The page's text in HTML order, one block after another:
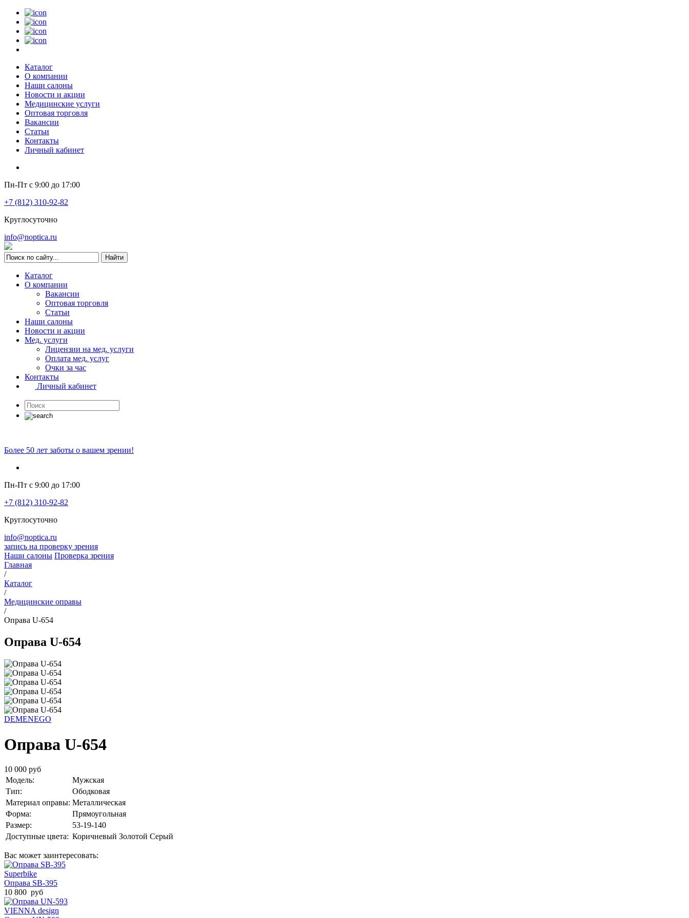
Каталог
О компании
Наши салоны
Новости и акции
Медицинские услуги
Оптовая торговля
Вакансии
Статьи
Контакты
Личный кабинет
Пн-Пт с 9:00 до 17:00
+7 (812) 310-92-82
Круглосуточно
info@noptica.ru
Каталог
О компании
Вакансии
Оптовая торговля
Статьи
Наши салоны
Новости и акции
Мед. услуги
Лицензии на мед. услуги
Оплата мед. услуг
Очки за час
Контакты
Личный кабинет
Более 50 лет заботы о вашем зрении!
Пн-Пт с 9:00 до 17:00
+7 (812) 310-92-82
Круглосуточно
info@noptica.ru
запись на проверку зрения
Наши салоны Проверка зрения
Главная
/
Каталог
/
Медицинские оправы
/
Оправа U-654
Оправа U-654
DEMENEGO
Оправа U-654
10 000 руб
Модель:
Мужская
Тип:
Ободковая
Материал оправы: Металлическая
Форма:
Прямоугольная
Размер:
53-19-140
Доступные цвета: Коричневый Золотой Серый
Вас может заинтересовать:
Superbike
Оправа SB-395
10 800 руб
VIENNA design